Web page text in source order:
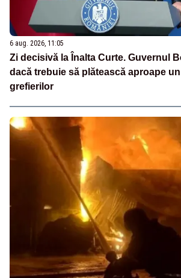
6 aug. 2026, 11:05
Zi decisivă la Înalta Curte. Guvernul
dacă trebuie să plătească aproape
grefierilor